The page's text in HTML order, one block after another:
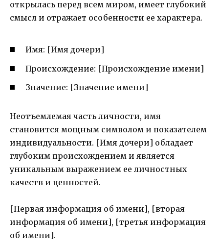
открылась перед всем миром, имеет глубокий
смысл и отражает особенности ее характера.
Имя: [Имя дочери]
Происхождение: [Происхождение имени]
Значение: [Значение имени]
Неотъемлемая часть личности, имя
становится мощным символом и показателем
индивидуальности. [Имя дочери] обладает
глубоким происхождением и является
уникальным выражением ее личностных
качеств и ценностей.
[Первая информация об имени], [вторая
информация об имени], [третья информация
об имени].